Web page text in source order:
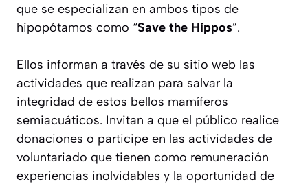
que se especializan en ambos tipos de
hipopótamos como “Save the Hippos”.
Ellos informan a través de su sitio web las
actividades que realizan para salvar la
integridad de estos bellos mamíferos
semiacuáticos. Invitan a que el público realice
donaciones o participe en las actividades de
voluntariado que tienen como remuneración
experiencias inolvidables y la oportunidad de